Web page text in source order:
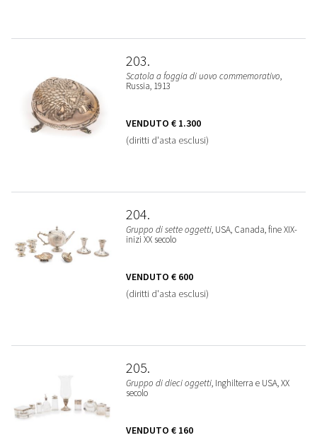
203
Scatola a foggia di uovo commemorativo,
Russia, 1913
VENDUTO € 1.300
(diritti d'asta esclusi)
204
Gruppo di sette oggetti, USA, Canada, fine XIX-
inizi XX secolo
VENDUTO € 600
(diritti d'asta esclusi)
205
Gruppo di dieci oggetti, Inghilterra e USA, XX
secolo
VENDUTO € 160